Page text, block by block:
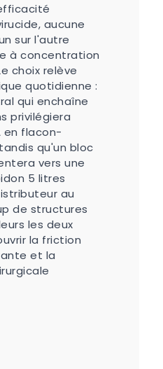
aucune
sur l'autre
à concentration
choix relève
quotidienne :
qui enchaîne
privilégiera
en flacon-
qu'un bloc
vers une
5 litres
au
de structures
les deux
la friction
et la